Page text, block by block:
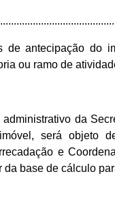
de antecipação do
ou ramo de
da
será objeto
e
da base de cálculo